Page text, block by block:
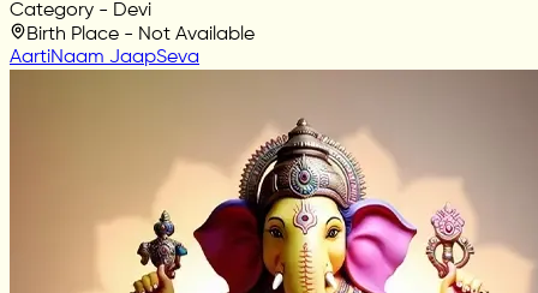
Category - Devi
Birth Place - Not Available
AartiNaam JaapSeva